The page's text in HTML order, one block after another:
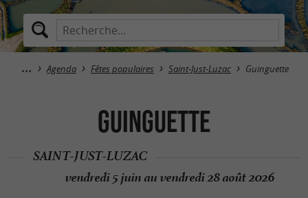
Agenda Fêtes populaires Saint-Just-Luzac Guinguette
Guinguette
SAINT-JUST-LUZAC
vendredi 5 juin au vendredi 28 août 2026